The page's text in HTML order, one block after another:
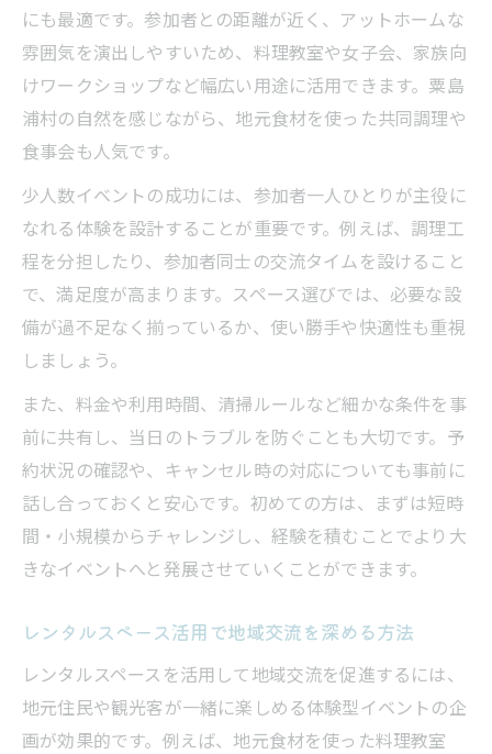
にも最適です。参加者との距離が近く、アットホームな
雰囲気を演出しやすいため、料理教室や女子会、家族向
けワークショップなど幅広い用途に活用できます。粟島
浦村の自然を感じながら、地元食材を使った共同調理や
食事会も人気です。
少人数イベントの成功には、参加者一人ひとりが主役に
なれる体験を設計することが重要です。例えば、調理工
程を分担したり、参加者同士の交流タイムを設けること
で、満足度が高まります。スペース選びでは、必要な設
備が過不足なく揃っているか、使い勝手や快適性も重視
しましょう。
また、料金や利用時間、清掃ルールなど細かな条件を事
前に共有し、当日のトラブルを防ぐことも大切です。予
約状況の確認や、キャンセル時の対応についても事前に
話し合っておくと安心です。初めての方は、まずは短時
間・小規模からチャレンジし、経験を積むことでより大
きなイベントへと発展させていくことができます。
レンタルスペース活用で地域交流を深める方法
レンタルスペースを活用して地域交流を促進するには、
地元住民や観光客が一緒に楽しめる体験型イベントの企
画が効果的です。例えば、地元食材を使った料理教室